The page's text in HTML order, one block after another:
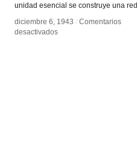
unidad esencial se construye una red
diciembre 6, 1943 / Comentarios
desactivadosen
diciembre 6, 1943 / Comentarios
desactivadosen